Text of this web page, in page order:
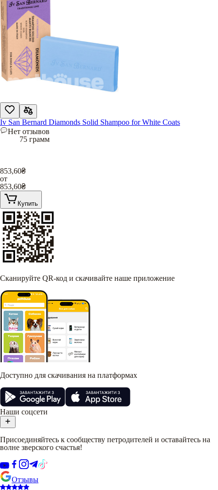
Iv San Bernard Diamonds Solid Shampoo for White Coats
Нет отзывов
75 грамм
853,60₴
от
853,60₴
Купить
Сканируйте QR-код и скачивайте наше приложение
Доступно для скачивания на платформах
Наши соцсети
Присоединяйтесь к сообществу петродителей и оставайтесь на
волне зверского счастья!
Отзывы